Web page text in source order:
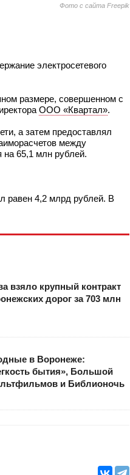
Фото с сайта Freepik
электросетевого
размере, совершенном с
ООО «Квартал».
а затем предоставлял
между
на 65,1 млн рублей.
равен 4,2 млрд рублей. В
взяло крупный контракт
дорог за 703 млн
в Воронеже:
бытия», Большой
и Библионочь